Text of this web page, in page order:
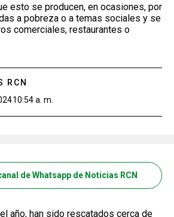
esto se producen, en ocasiones, por
a pobreza o a temas sociales y se
comerciales, restaurantes o
RCN
10:54 a. m.
de Whatsapp de Noticias RCN
año, han sido rescatados cerca de